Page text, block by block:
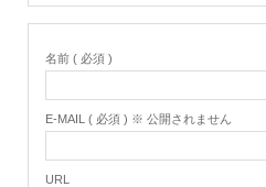
名前 ( 必須 )
E-MAIL ( 必須 ) ※ 公開されません
URL